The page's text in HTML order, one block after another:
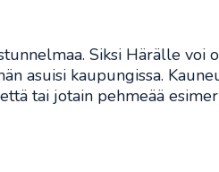
Siksi Härälle voi
asuisi kaupungissa.
tai jotain pehmeää